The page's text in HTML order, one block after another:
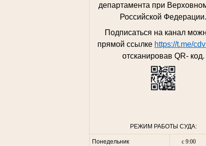
департамента при
Российской Федерации.
Подписаться на канал
прямой ссылке https://t.me/
отсканировав QR- код.
РЕЖИМ РАБОТЫ СУДА:
Понедельник с 9:00